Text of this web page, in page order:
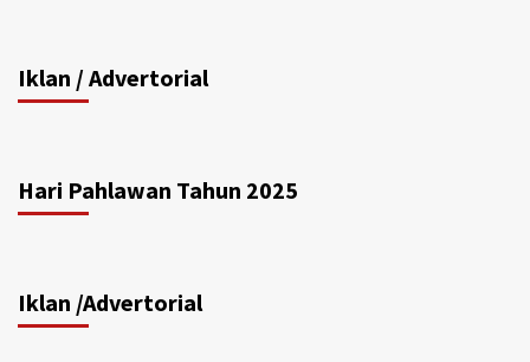
Iklan / Advertorial
Hari Pahlawan Tahun 2025
Iklan /Advertorial